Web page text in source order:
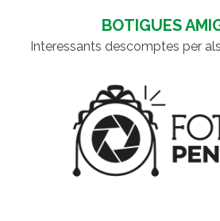
BOTIGUES
Interessants descomptes per